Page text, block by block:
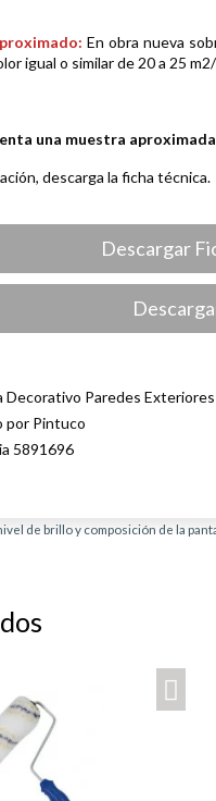
En obra nueva
igual o similar de 20 a 25
una muestra
descarga la ficha técnica.
Descargar
Decorativo Paredes Exteriores
por Pintuco
5891696
nivel de brillo y composición de la